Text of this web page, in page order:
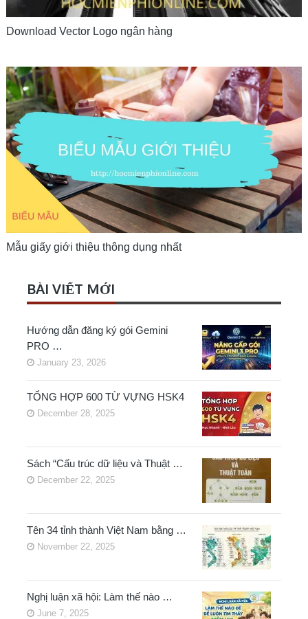
Download Vector Logo ngân hàng
Mẫu giấy giới thiệu thông dụng nhất
BÀI VIẾT MỚI
Hướng dẫn đăng ký gói Gemini
PRO …
January 23, 2026
TỔNG HỢP 600 TỪ VỰNG HSK4
December 28, 2025
Sách “Cấu trúc dữ liệu và Thuật …
December 22, 2025
Tên 34 tỉnh thành Việt Nam bằng …
November 22, 2025
Nghị luận xã hội: Làm thế nào …
June 7, 2025